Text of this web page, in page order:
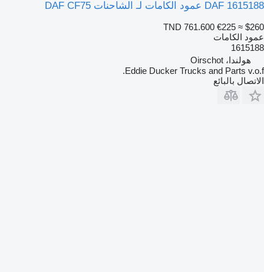
DAF 1615188 عمود الكامات لـ الشاحنات DAF CF75
TND 761.600 €225 ≈ $260
عمود الكامات
1615188
هولندا، Oirschot
Eddie Ducker Trucks and Parts v.o.f.
الاتصال بالبائع